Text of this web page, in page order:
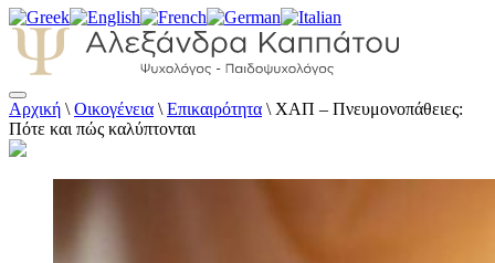
Αλεξάνδρα Καππάτου Ψυχολόγος –
Παιδοψυχολόγος
Αρχική \ Οικογένεια \ Επικαιρότητα \ ΧΑΠ – Πνευμονοπάθειες:
Πότε και πώς καλύπτονται